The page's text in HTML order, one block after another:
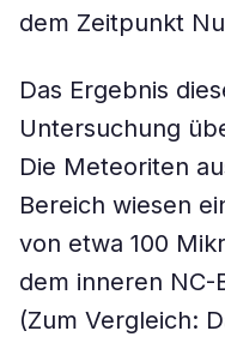
dem Zeitpunkt
Das Ergebnis
Untersuchung
Die Meteoriten
Bereich wiesen
von etwa 100
dem inneren
(Zum Vergleich: